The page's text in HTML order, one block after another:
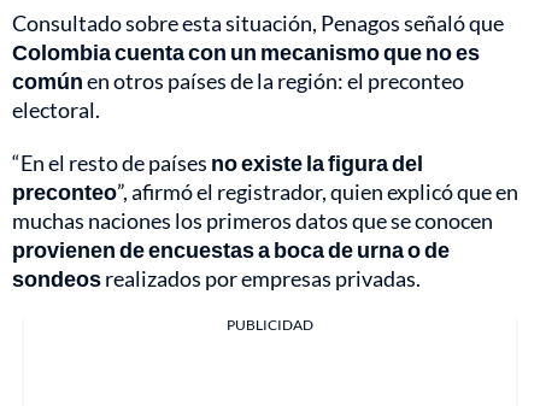
Consultado sobre esta situación, Penagos señaló que
Colombia cuenta con un mecanismo que no es
comúnen otros países de la región: el preconteo
electoral.
“En el resto de países no existe la figura del
preconteo”, afirmó el registrador, quien explicó que en
muchas naciones los primeros datos que se conocen
provienen de encuestas a boca de urna o de
sondeosrealizados por empresas privadas.
PUBLICIDAD